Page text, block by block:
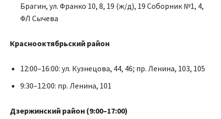
Брагин, ул. Франко 10, 8, 19 (ж/д), 19 Соборник №1, 4,
ФЛ Сычева
Краснооктябрьский район
12:00–16:00: ул. Кузнецова, 44, 46; пр. Ленина, 103, 105
9:30–12:00: пр. Ленина, 101
Дзержинский район (9:00–17:00)